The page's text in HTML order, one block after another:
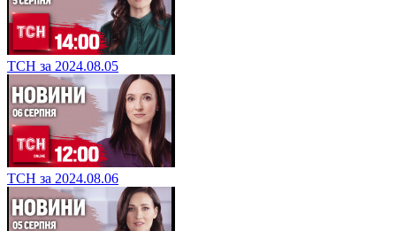
ТСН за 2024.08.05
ТСН за 2024.08.06